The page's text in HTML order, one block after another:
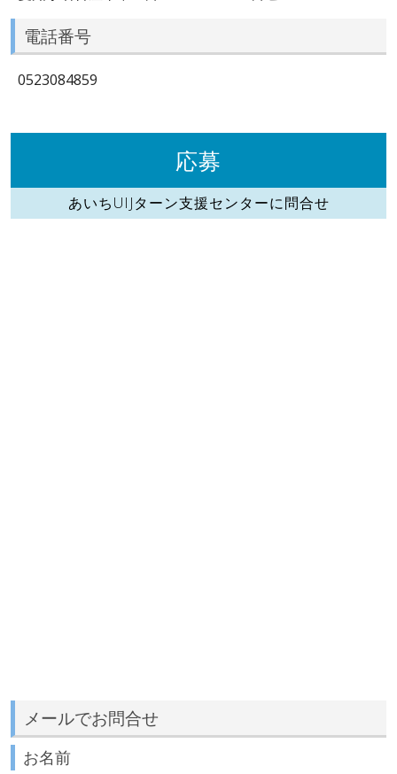
電話番号
0523084859
応募
あいちUIJターン支援センターに問合せ
メールでお問合せ
お名前